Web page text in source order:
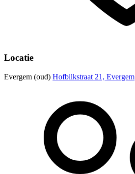
Locatie
Evergem (oud) Hofbilkstraat 21, Evergem